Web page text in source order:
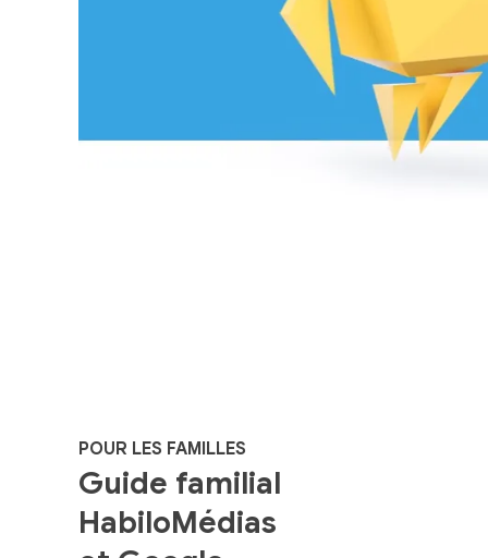
POUR LES FAMILLES
Guide familial
HabiloMédias